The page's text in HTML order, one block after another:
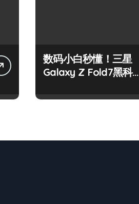
数码小白秒懂！三星
Galaxy Z Fold7黑科技